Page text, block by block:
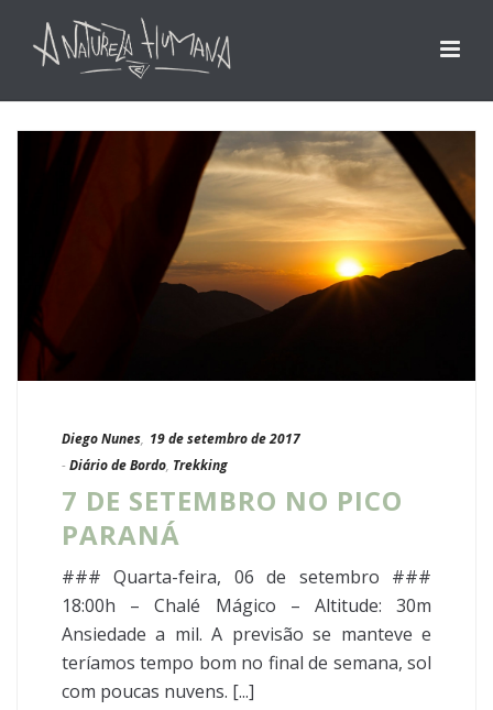
Diego Nunes, 19 de setembro de 2017
- Diário de Bordo, Trekking
7 DE SETEMBRO NO PICO
PARANÁ
### Quarta-feira, 06 de setembro ###
18:00h – Chalé Mágico – Altitude: 30m
Ansiedade a mil. A previsão se manteve e
teríamos tempo bom no final de semana, sol
com poucas nuvens. [...]